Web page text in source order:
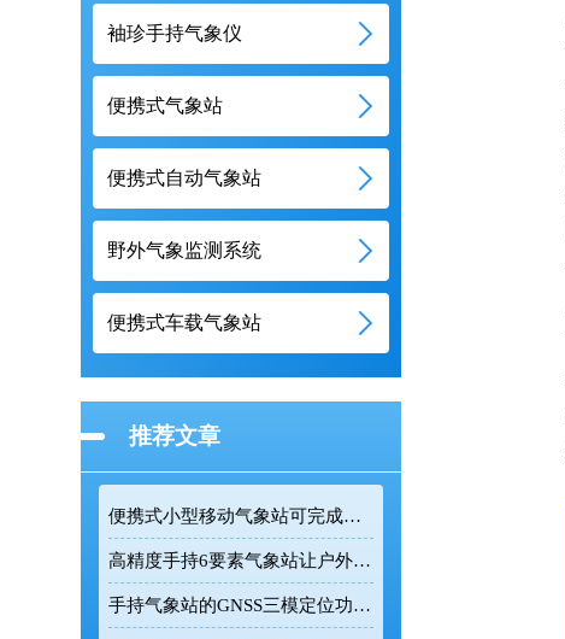
袖珍手持气象仪
便携式气象站
便携式自动气象站
野外气象监测系统
便携式车载气象站
推荐文章
便携式小型移动气象站可完成户外多类气象参数精准采集
高精度手持6要素气象站让户外气象监测更加精准高效
手持气象站的GNSS三模定位功能让野外监测更精准